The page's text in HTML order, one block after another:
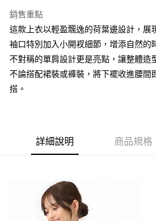
台灣樂天信用卡公司
台新國際商業銀行
台灣樂天信用卡公司
玉山商業銀行
台新國際商業銀行
中
台灣樂天信用卡公司
遠東國際商業銀行
永豐商業銀行
玉
中國信託商業銀行
台
悠遊付
Google Pay
全盈+PAY
大哥付你分期
2.付款方式選擇「大哥付你分期」，訂單成
4.訂單成立30分鐘內，如未前往確認交易或
消。如遇「轉專審核」未通過狀況，表示未
法說明評估內容。
【繳款方式說明】
相關說明
【關於「AFTEE先享後付」】
１．簡單：不需註冊會員、不需綁卡、不需儲
２．便利：只要手機號碼，簡訊認證，即可結
３．安心：先確認商品／服務後，再付款。
運送方式
付款後全家取貨
銷售重點
這款上衣以輕盈飄逸的荷葉邊設計，展
袖口特別加入小開衩細節，增添自然的
不對稱的單肩設計更是亮點，讓整體造
不論搭配裙裝或褲裝，將下襬收進腰間
搭。
詳細說明 商品規格